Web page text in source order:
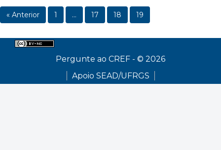
« Anterior 1 … 17 18 19
Pergunte ao CREF - © 2026
Apoio SEAD/UFRGS